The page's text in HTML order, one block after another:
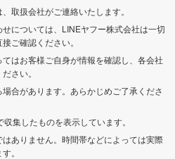
取扱会社がご連絡いたします。
については、LINEヤフー株式会社は一切
ご確認ください。
はお客様ご自身が情報を確認し、各会社
さい。
合があります。あらかじめご了承くださ
集したものを表示しています。
ありません。時間帯などによっては実際
。